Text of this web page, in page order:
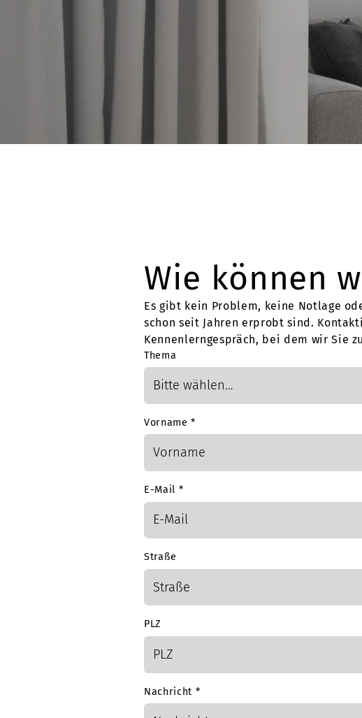
Wie können
Es gibt kein Problem, keine Notlage
schon seit Jahren erprobt sind.
Kennenlerngespräch, bei dem wir Sie
Thema
Vorname*
E-Mail *
Straße
PLZ
Nachricht *